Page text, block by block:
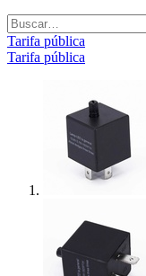
Tarifa pública
Tarifa pública